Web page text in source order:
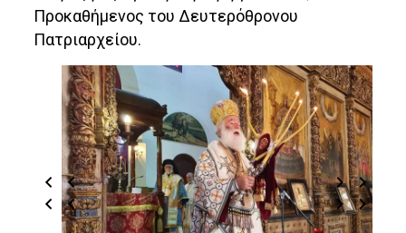
Προκαθήμενος του Δευτερόθρονου
Πατριαρχείου.